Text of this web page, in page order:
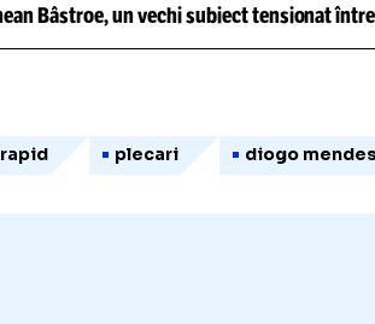
Bâstroe, un vechi subiect tensionat
rapid plecari diogo